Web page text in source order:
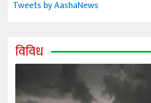
Tweets by AashaNews
विविध